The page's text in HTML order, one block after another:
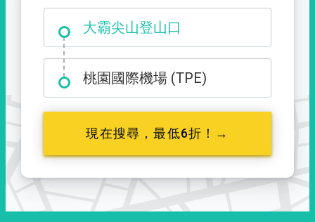
大霸尖山登山口
桃園國際機場 (TPE)
現在搜尋，最低6折！→